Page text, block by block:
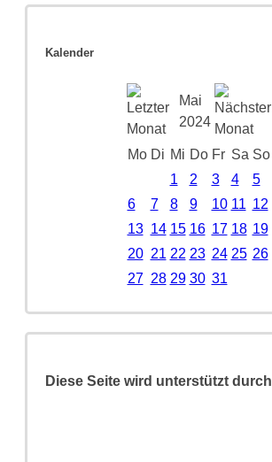
Kalender
Mai
2024
Mo Di Mi Do Fr Sa So
1
2 3 4
5
6
7 8 9 10 11 12
13 14 15 16 17 18 19
20 21 22 23 24 25 26
27 28 29 30 31
Diese Seite wird unterstützt durch